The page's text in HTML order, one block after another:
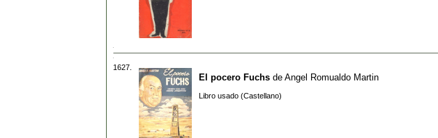
1627.
El pocero Fuchs de Angel Romualdo Martin
Libro usado (Castellano)